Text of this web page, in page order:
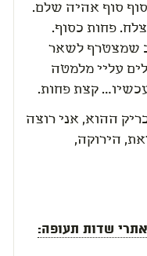
סוף אהיה שלם.
פחות כסוף.
שמצטרף לשאר
עליי מלמטה
קצת פחות.
ההוא, אני רוצה
הירוקה,
שדות תעופה: